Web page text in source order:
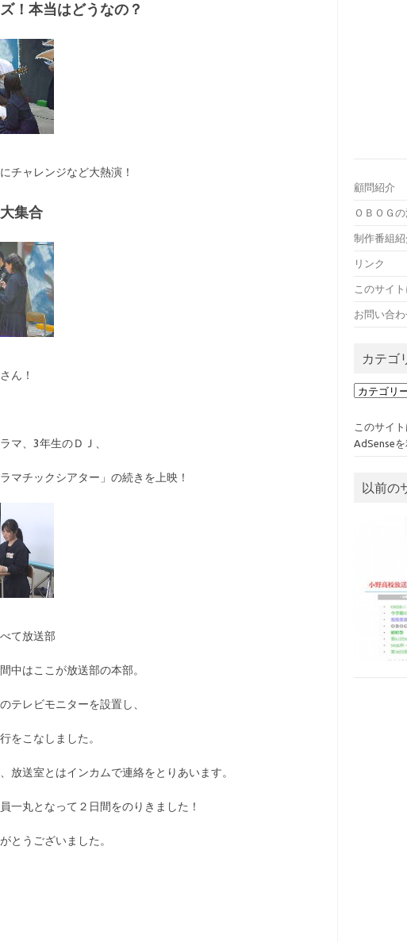
！本当はどうなの？
チャレンジなど大熱演！
集合
ん！
マ、3年生のＤＪ、
マチックシアター」の続きを上映！
て放送部
中はここが放送部の本部。
テレビモニターを設置し、
をこなしました。
放送室とはインカムで連絡をとりあいます。
一丸となって２日間をのりきました！
とうございました。
顧問紹介
ＯＢＯＧ
制作番組
リンク
このサイ
お問い合
カテゴ
カ
リ
ー
このサイ
AdSenseを
以前の